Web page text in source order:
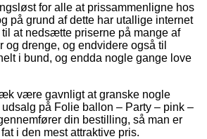
for alle at prissammenligne hos
på grund af dette har utallige internet
at nedsætte priserne på mange af
og drenge, og endvidere også til
i bund, og endda nogle gange love
være gavnligt at granske nogle
på Folie ballon – Party – pink –
din bestilling, så man er
i den mest attraktive pris.